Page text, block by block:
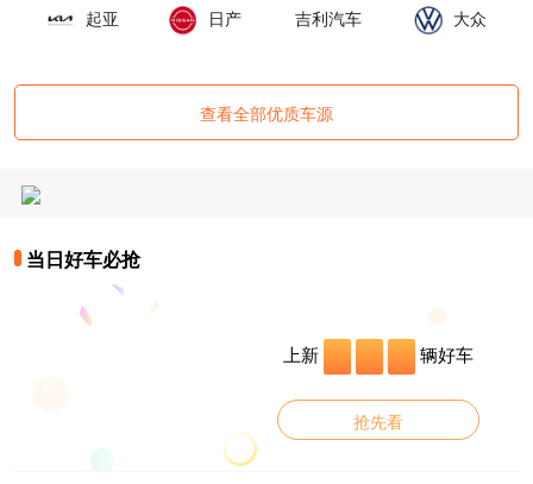
起亚 日产 吉利汽车 大众
查看全部优质车源
当日好车必抢
上新 辆好车
抢先看